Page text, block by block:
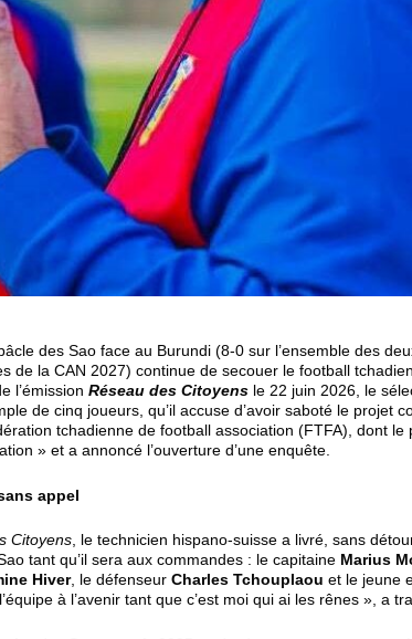
des Sao face au Burundi (8-0 sur l’ensemble des
de la CAN 2027) continue de secouer le football
l’émissionRéseau des Citoyens le 22 juin 2026, le
de cinq joueurs, qu’il accuse d’avoir saboté le projet
tchadienne de football association (FTFA), dont le
» et a annoncé l’ouverture d’une enquête.
appel
Citoyens , le technicien hispano-suisse a livré, sans
tant qu’il sera aux commandes : le capitaine Marius
Hiver, le défenseurCharles Tchouplaou et le jeune
à l’avenir tant que c’est moi qui ai les rênes », a